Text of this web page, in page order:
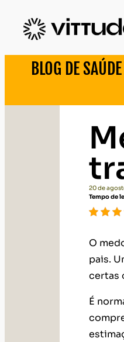
BLOG DE
20 de
Tempo de
O
pais.
certas
É